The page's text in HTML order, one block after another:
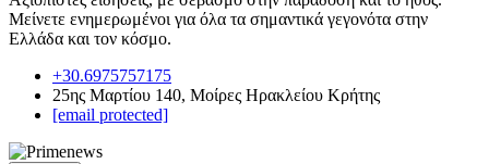
Μείνετε ενημερωμένοι για όλα τα σημαντικά γεγονότα στην
Ελλάδα και τον κόσμο.
+30.6975757175
25ης Μαρτίου 140, Μοίρες Ηρακλείου Κρήτης
[email protected]